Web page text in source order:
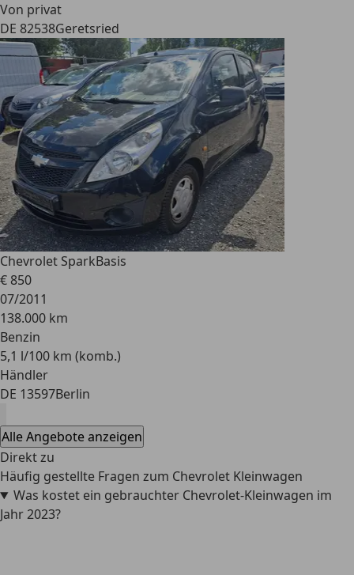
Von privat
DE 82538Geretsried
Chevrolet SparkBasis
€ 850
07/2011
138.000 km
Benzin
5,1 l/100 km (komb.)
Händler
DE 13597Berlin
Alle Angebote anzeigen
Direkt zu
Häufig gestellte Fragen zum Chevrolet Kleinwagen
Was kostet ein gebrauchter Chevrolet-Kleinwagen im
Jahr 2023?